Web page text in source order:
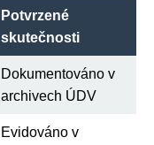
Potvrzené
skutečnosti
Dokumentováno v
archivech ÚDV
Evidováno v